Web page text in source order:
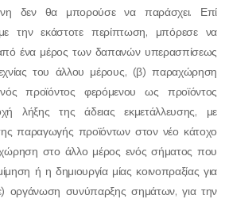
δεν θα μπορούσε να παράσχει. Επί
την εκάστοτε περίπτωση, μπόρεσε να
ένα μέρος των δαπανών υπερασπίσεως
του άλλου μέρους, (β) παραχώρηση
προϊόντος φερόμενου ως προϊόντος
λήξης της άδειας εκμετάλλευσης, με
παραγωγής προϊόντων στον νέο κάτοχο
στο άλλο μέρος ενός σήματος που
ή η δημιουργία μίας κοινοπραξίας για
οργάνωση συνύπαρξης σημάτων, για την